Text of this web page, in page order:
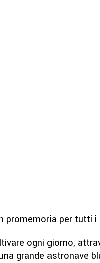
promemoria per tutti
ogni giorno,
grande astronave